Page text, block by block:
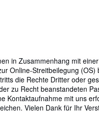
in Zusammenhang mit
Online-Streitbeilegung
die Rechte Dritter oder
zu Recht beanstandeten
Kontaktaufnahme mit uns
Vielen Dank für Ihr